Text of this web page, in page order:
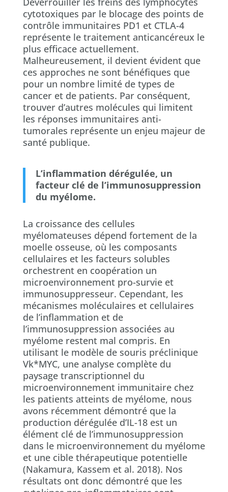
cytotoxiques par le blocage des points de
contrôle immunitaires PD1 et CTLA-4
représente le traitement anticancéreux le
plus efficace actuellement.
Malheureusement, il devient évident que
ces approches ne sont bénéfiques que
pour un nombre limité de types de
cancer et de patients. Par conséquent,
trouver d’autres molécules qui limitent
les réponses immunitaires anti-
tumorales représente un enjeu majeur de
santé publique.
L’inflammation dérégulée, un
facteur clé de l’immunosuppression
du myélome.
La croissance des cellules
myélomateuses dépend fortement de la
moelle osseuse, où les composants
cellulaires et les facteurs solubles
orchestrent en coopération un
microenvironnement pro-survie et
immunosuppresseur. Cependant, les
mécanismes moléculaires et cellulaires
de l’inflammation et de
l’immunosuppression associées au
myélome restent mal compris. En
utilisant le modèle de souris préclinique
Vk*MYC, une analyse complète du
paysage transcriptionnel du
microenvironnement immunitaire chez
les patients atteints de myélome, nous
avons récemment démontré que la
production dérégulée d’IL-18 est un
élément clé de l’immunosuppression
dans le microenvironnement du myélome
et une cible thérapeutique potentielle
(Nakamura, Kassem et al. 2018). Nos
résultats ont donc démontré que les